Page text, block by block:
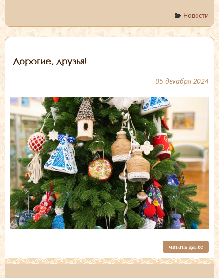
Новости
Дорогие, друзья!
05 декабря 2024
читать далее